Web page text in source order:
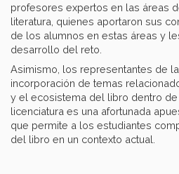
profesores expertos en las áreas
literatura, quienes aportaron sus
de los alumnos en estas áreas y
desarrollo del reto.
Asimismo, los representantes de
incorporación de temas
y el ecosistema del libro dentro
licenciatura es una afortunada
que permite a los estudiantes
del libro en un contexto actual.